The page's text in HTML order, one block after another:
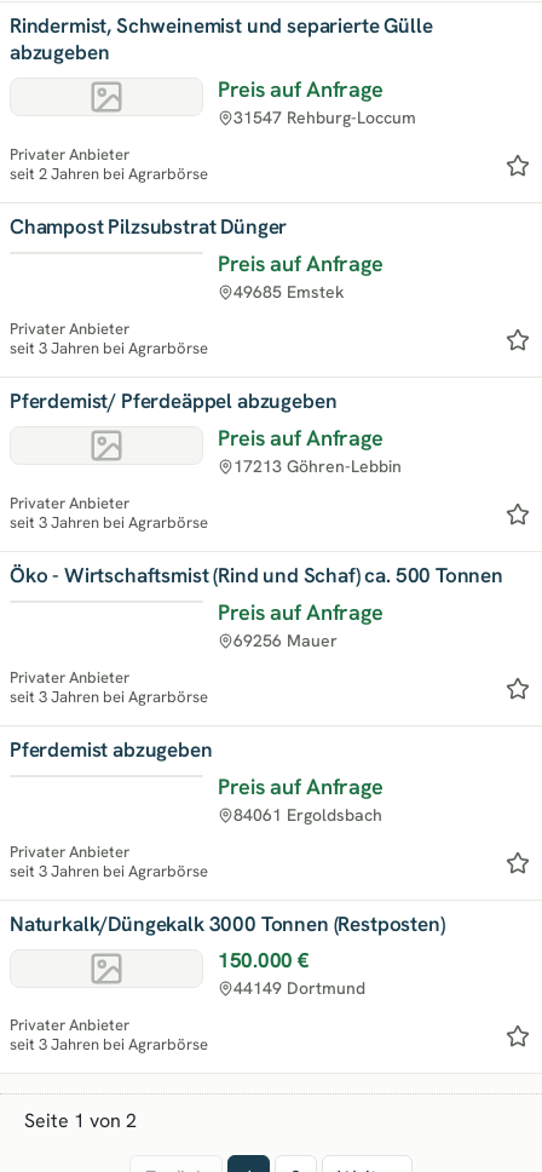
Rindermist, Schweinemist und separierte Gülle
abzugeben
Preis auf Anfrage
31547 Rehburg-Loccum
Privater Anbieter
seit 2 Jahren bei Agrarbörse
Champost Pilzsubstrat Dünger
Preis auf Anfrage
49685 Emstek
Privater Anbieter
seit 3 Jahren bei Agrarbörse
Pferdemist/ Pferdeäppel abzugeben
Preis auf Anfrage
17213 Göhren-Lebbin
Privater Anbieter
seit 3 Jahren bei Agrarbörse
Öko - Wirtschaftsmist (Rind und Schaf) ca. 500 Tonnen
Preis auf Anfrage
69256 Mauer
Privater Anbieter
seit 3 Jahren bei Agrarbörse
Pferdemist abzugeben
Preis auf Anfrage
84061 Ergoldsbach
Privater Anbieter
seit 3 Jahren bei Agrarbörse
Naturkalk/Düngekalk 3000 Tonnen (Restposten)
150.000 €
44149 Dortmund
Privater Anbieter
seit 3 Jahren bei Agrarbörse
Seite 1 von 2